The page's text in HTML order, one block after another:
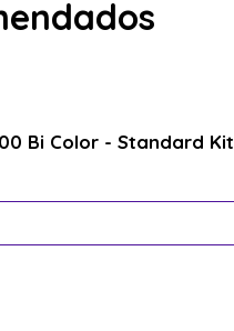
Bi Color - Standard Kit